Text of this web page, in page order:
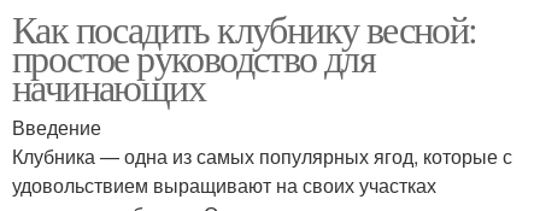
Как посадить клубнику весной:
простое руководство для
начинающих
Введение
Клубника — одна из самых популярных ягод, которые с
удовольствием выращивают на своих участках